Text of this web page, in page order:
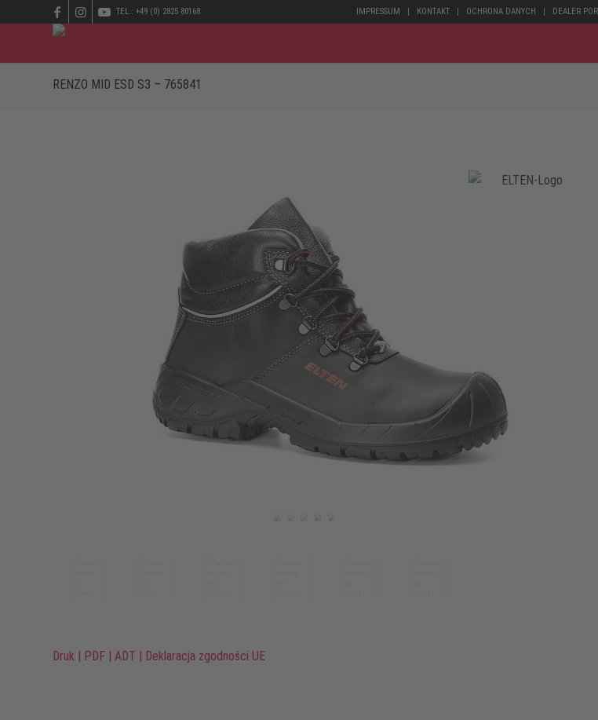
IMPRESSUM KONTAKT OCHRONA DANYCH DEALER
TEL.: +49 (0) 2825 80168
RENZO MID ESD S3 – 765841
Druk | PDF | ADT | Deklaracja zgodności UE